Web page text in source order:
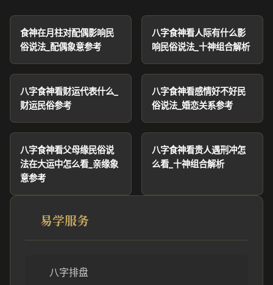
食神在月柱对配偶影响民
俗说法_配偶象意参考
八字食神看人际有什么影
响民俗说法_十神组合解析
八字食神看财运代表什么_
财运民俗参考
八字食神看感情好不好民
俗说法_婚恋关系参考
八字食神看父母缘民俗说
法在大运中怎么看_亲缘象
意参考
八字食神看贵人遇刑冲怎
么看_十神组合解析
易学服务
八字排盘